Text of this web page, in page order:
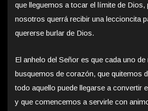
que lleguemos a tocar el límite de Dios,
nosotros querrá recibir una leccioncita
quererse burlar de Dios.
El anhelo del Señor es que cada uno
busquemos de corazón, que quitemos
todo aquello puede llegarse a convertir
y que comencemos a servirle con